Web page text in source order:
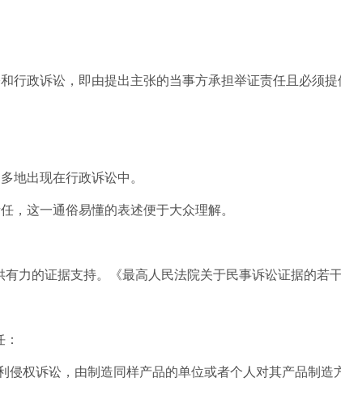
行政诉讼，即由提出主张的当事方承担举证责任且必须
地出现在行政诉讼中。
，这一通俗易懂的表述便于大众理解。
力的证据支持。《最高人民法院关于民事诉讼证据的若
侵权诉讼，由制造同样产品的单位或者个人对其产品制造